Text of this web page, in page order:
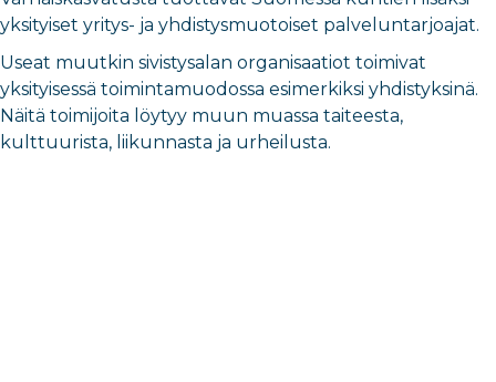
yksityiset yritys- ja yhdistysmuotoiset palveluntarjoajat.
Useat muutkin sivistysalan organisaatiot toimivat
yksityisessä toimintamuodossa esimerkiksi yhdistyksinä.
Näitä toimijoita löytyy muun muassa taiteesta,
kulttuurista, liikunnasta ja urheilusta.